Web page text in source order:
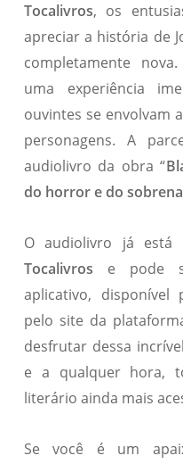
Tocalivros, os
apreciar a história de
completamente
uma experiência
ouvintes se envolvam
personagens. A
audiolivro da obra “
do horror e do
O audiolivro já está
Tocalivros e pode
aplicativo, disponível
pelo site da
desfrutar dessa
e a qualquer hora,
literário ainda mais
Se você é um